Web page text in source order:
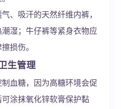
、吸汗的天然纤维内裤，
湿；牛仔裤等紧身衣物应
损伤。
生管理
制血糖，因为高糖环境会促
涂抹氧化锌软膏保护黏